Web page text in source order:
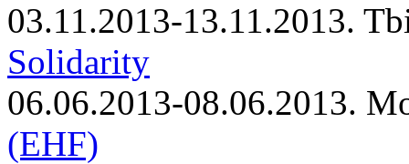
03.11.2013-13.11.2013.
Solidarity
06.06.2013-08.06.2013.
(EHF)